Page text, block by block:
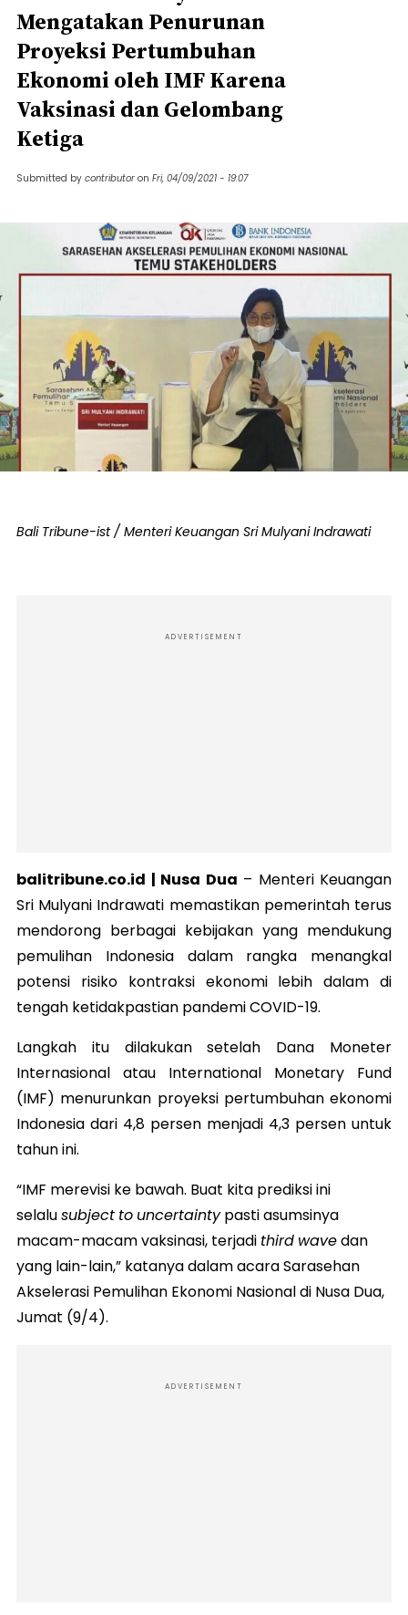
Mengatakan Penurunan
Proyeksi Pertumbuhan
Ekonomi oleh IMF Karena
Vaksinasi dan Gelombang
Ketiga
Submitted by contributor on Fri, 04/09/2021 - 19:07
Bali Tribune-ist / Menteri Keuangan Sri Mulyani Indrawati
ADVERTISEMENT
balitribune.co.id | Nusa Dua – Menteri Keuangan
Sri Mulyani Indrawati memastikan pemerintah terus
mendorong berbagai kebijakan yang mendukung
pemulihan Indonesia dalam rangka menangkal
potensi risiko kontraksi ekonomi lebih dalam di
tengah ketidakpastian pandemi COVID-19.
Langkah itu dilakukan setelah Dana Moneter
Internasional atau International Monetary Fund
(IMF) menurunkan proyeksi pertumbuhan ekonomi
Indonesia dari 4,8 persen menjadi 4,3 persen untuk
tahun ini.
“IMF merevisi ke bawah. Buat kita prediksi ini
selalusubject to uncertaintypasti asumsinya
macam-macam vaksinasi, terjadi third wavedan
yang lain-lain,” katanya dalam acara Sarasehan
Akselerasi Pemulihan Ekonomi Nasional di Nusa Dua,
Jumat (9/4).
ADVERTISEMENT